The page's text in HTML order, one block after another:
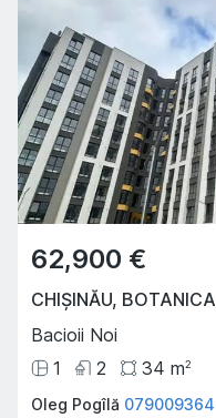
62,900 €
CHIȘINĂU, BOTANICA
Bacioii Noi
1
2 34 m2
Oleg Pogîlă 079009364